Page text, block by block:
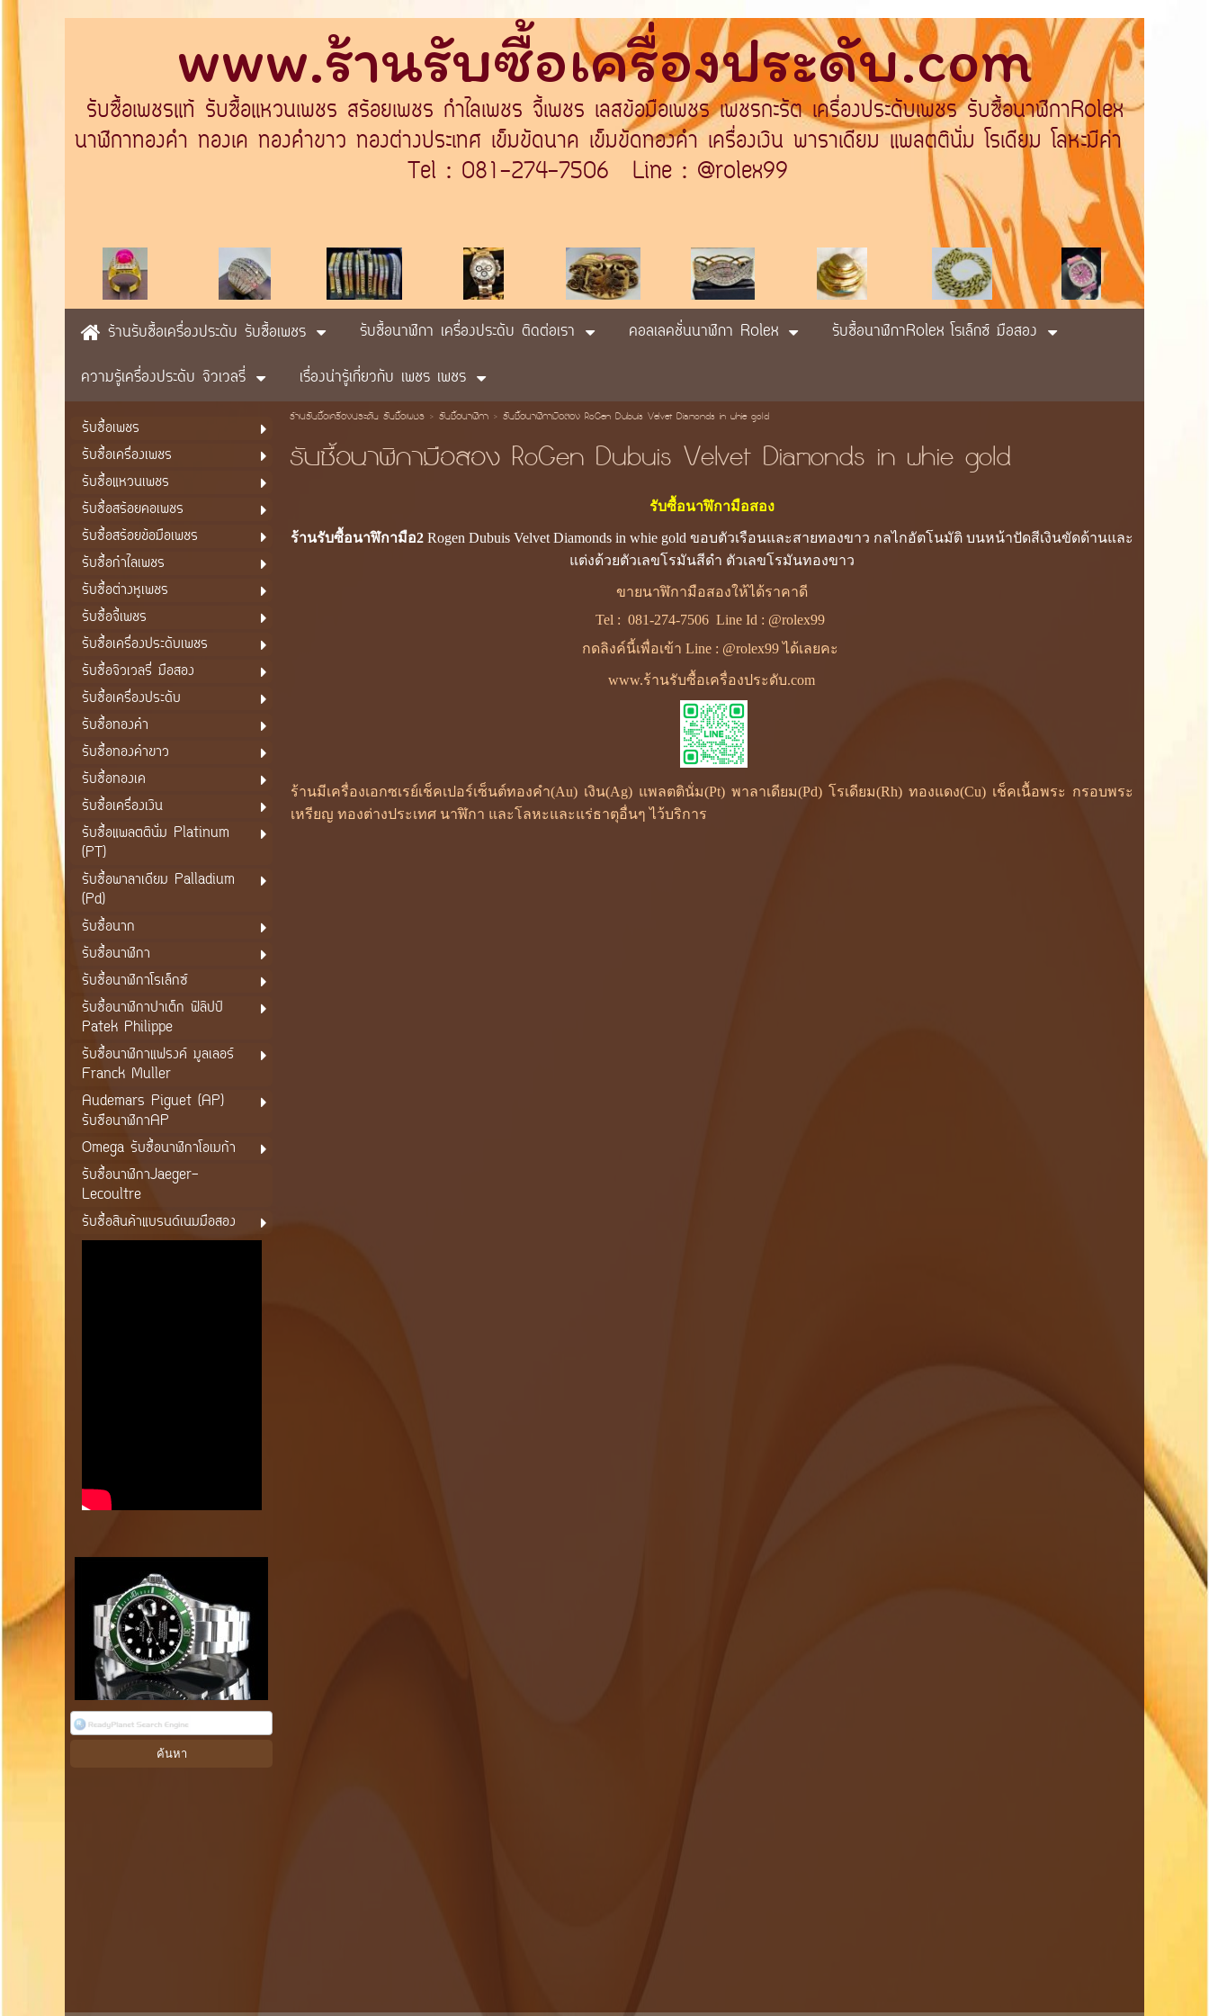
www.ร้านรับซื้อเครื่องประดับ.com
รับซื้อเพชรแท้ รับซื้อแหวนเพชร สร้อยเพชร กำไลเพชร จี้เพชร เลสข้อมือเพชร เพชรกะรัต เครื่องประดับเพชร รับซื้อนาฬิกาRolex
นาฬิกาทองคำ ทองเค ทองคำขาว ทองต่างประเทศ เข็มขัดนาค เข็มขัดทองคำ เครื่องเงิน พาราเดียม แพลตตินั่ม โรเดียม โลหะมีค่า
Tel : 081-274-7506 Line : @rolex99
ร้านรับซื้อเครื่องประดับ รับซื้อเพชร รับซื้อนาฬิกา เครื่องประดับ ติดต่อเรา คอลเลคชั่นนาฬิกา Rolex
รับซื้อนาฬิกาRolex โรเล็กซ์ มือสอง
ความรู้เครื่องประดับ จิวเวลรี่
เรื่องน่ารู้เกี่ยวกับ เพชร เพชร
รับซื้อเพชร
รับซื้อเครื่องเพชร
รับซื้อแหวนเพชร
รับซื้อสร้อยคอเพชร
รับซื้อสร้อยข้อมือเพชร
รับซื้อกำไลเพชร
รับซื้อต่างหูเพชร
รับซื้อจี้เพชร
รับซื้อเครื่องประดับเพชร
รับซื้อจิวเวลรี่ มือสอง
รับซื้อเครื่องประดับ
รับซื้อทองคำ
รับซื้อทองคำขาว
รับซื้อทองเค
รับซื้อเครื่องเงิน
รับซื้อแพลตตินั่ม Platinum
(PT)
รับซื้อพาลาเดียม Palladium
(Pd)
รับซื้อนาก
รับซื้อนาฬิกา
รับซื้อนาฬิกาโรเล็กซ์
รับซื้อนาฬิกาปาเต็ก ฟิลิปป์
Patek Philippe
รับซื้อนาฬิกาแฟรงค์ มูลเลอร์
Franck Muller
Audemars Piguet (AP)
รับซือนาฬิกาAP
Omega รับซื้อนาฬิกาโอเมก้า
รับซื้อนาฬิกาJaeger-
Lecoultre
รับซื้อสินค้าแบรนด์เนมมือสอง
ร้านรับซื้อเครื่องประดับ รับซื้อเพชร> รับซื้อนาฬิกา> รับซื้อนาฬิกามือสอง RoGen Dubuis Velvet Diamonds in whie gold
รับซื้อนาฬิกามือสอง RoGen Dubuis Velvet Diamonds in whie gold
รับซื้อนาฬิกามือสอง
ร้านรับซื้อนาฬิกามือ2Rogen Dubuis Velvet Diamonds in whie gold ขอบตัวเรือนและสายทองขาว กลไกอัตโนมัติ บนหน้าปัดสีเงินขัดด้านและ
แต่งด้วยตัวเลขโรมันสีดำ ตัวเลขโรมันทองขาว
ขายนาฬิกามือสองให้ได้ราคาดี
Tel : 081-274-7506Line Id : @rolex99
กดลิงค์นี้เพื่อเข้า Line : @rolex99 ได้เลยคะ
www.ร้านรับซื้อเครื่องประดับ.com
ร้านมีเครื่องเอกซเรย์เช็คเปอร์เซ็นต์ทองคำ(Au) เงิน(Ag) แพลตตินั่ม(Pt) พาลาเดียม(Pd) โรเดียม(Rh) ทองแดง(Cu) เช็คเนื้อพระ กรอบพระ
เหรียญ ทองต่างประเทศ นาฬิกา และโลหะและแร่ธาตุอื่นๆ ไว้บริการ